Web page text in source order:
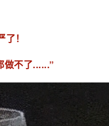
！
做不了......”